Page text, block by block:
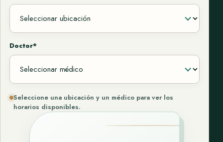
Doctor*
Seleccione una ubicación y un médico para ver los
horarios disponibles.